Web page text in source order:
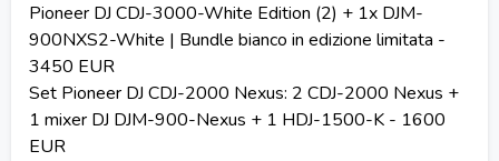
Pioneer DJ CDJ-3000-White Edition (2) + 1x DJM-
900NXS2-White | Bundle bianco in edizione limitata -
3450 EUR
Set Pioneer DJ CDJ-2000 Nexus: 2 CDJ-2000 Nexus +
1 mixer DJ DJM-900-Nexus + 1 HDJ-1500-K - 1600
EUR